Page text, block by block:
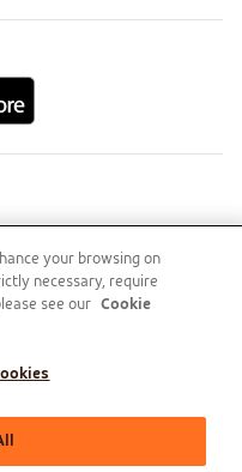
Back Office, Rio de Janeiro/RJ | CEP:
your browsing on
necessary, require
see our
Cookie